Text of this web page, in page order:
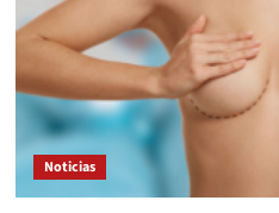
Noticias